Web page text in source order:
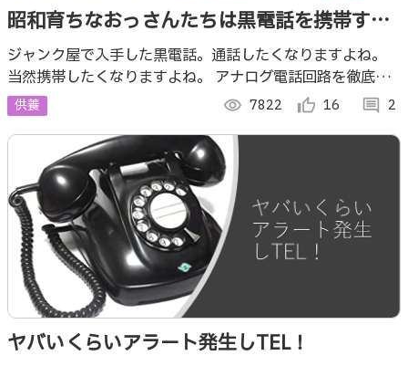
昭和育ちなおっさんたちは黒電話を携帯する
夢を実現する...
ジャンク屋で入手した黒電話。通話したくなりますよね。
当然携帯したくなりますよね。 アナログ電話回路を徹底的
に解析してラズパイに接続し、 最新の IoT 技術を駆使して
携帯電話にする夢を実現しました。
供養 visibility 7822 thumb_up_alt 16 comment 2
ヤバいくらいアラート発生しTEL！